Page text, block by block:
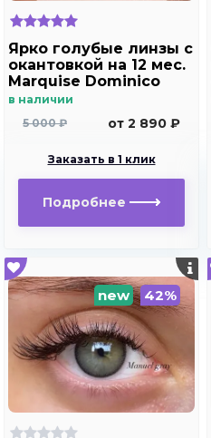
Ярко голубые линзы c
окантовкой на 12 мес.
Marquise Dominico
blue
в наличии
5 000 ₽
от 2 890 ₽
Заказать в 1 клик
Подробнее
new 42%